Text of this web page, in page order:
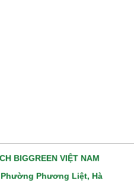
BIGGREEN VIỆT NAM
Phương Liệt, Hà